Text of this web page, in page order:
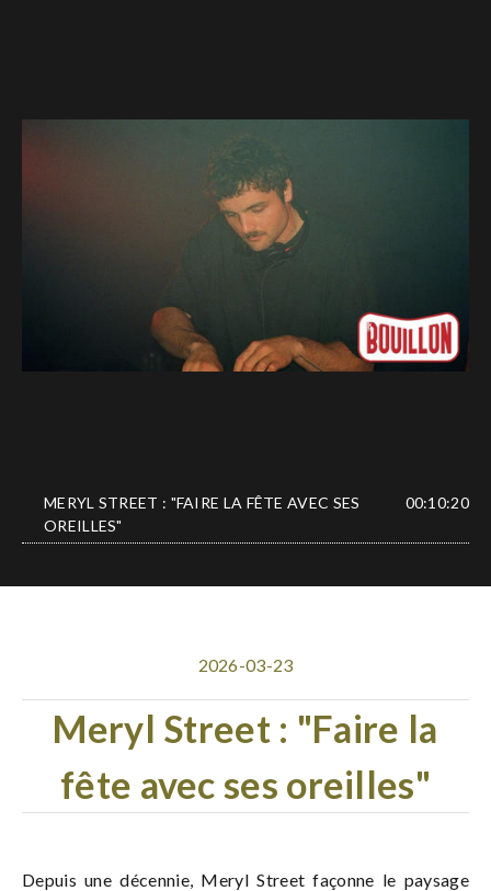
MERYL STREET : "FAIRE LA FÊTE AVEC SES
OREILLES"
00:10:20
2026-03-23
Meryl Street : "Faire la
fête avec ses oreilles"
Depuis une décennie, Meryl Street façonne le paysage